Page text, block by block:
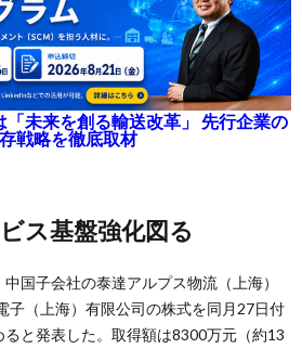
「未来を創る輸送改革」 先行企業の
戦略を徹底取材
ス基盤強化図る
国子会社の泰達アルプス物流（上海）
子（上海）有限公司の株式を同月27日付
と発表した。取得額は8300万元（約13